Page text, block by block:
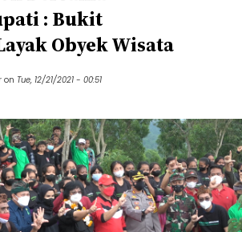
: Bukit
Obyek Wisata
on Tue, 12/21/2021 - 00:51